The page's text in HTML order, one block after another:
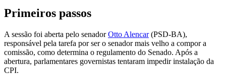
Primeiros passos
A sessão foi aberta pelo senadorOtto Alencar(PSD-BA),
responsável pela tarefa por ser o senador mais velho a compor a
comissão, como determina o regulamento do Senado. Após a
abertura, parlamentares governistas tentaram impedir instalação da
CPI.